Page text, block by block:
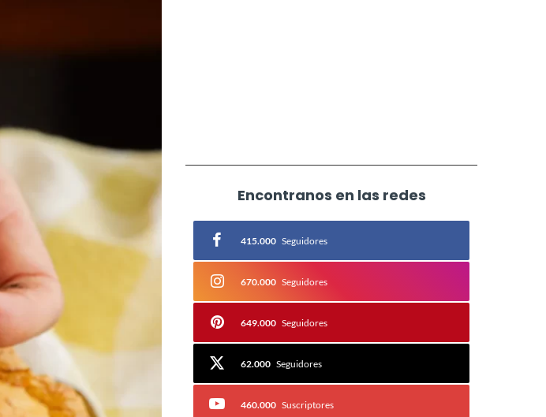
Encontranos en las redes
415.000 Seguidores
670.000 Seguidores
649.000 Seguidores
62.000 Seguidores
460.000 Suscriptores